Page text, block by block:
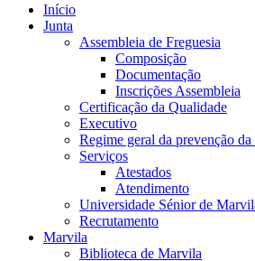
Início
Junta
Assembleia de Freguesia
Composição
Documentação
Inscrições Assembleia
Certificação da Qualidade
Executivo
Regime geral da prevenção
Serviços
Atestados
Atendimento
Universidade Sénior de
Recrutamento
Marvila
Biblioteca de Marvila